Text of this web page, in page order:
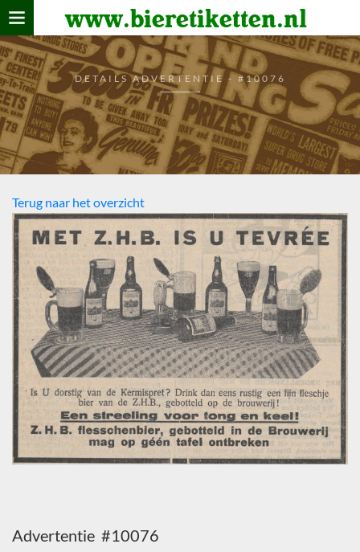
www.bieretiketten.nl
Home
verzamelen
De bierkaart
Bezoekers
DETAILS ADVERTENTIE - #10076
Terug naar het overzicht
Advertentie #10076